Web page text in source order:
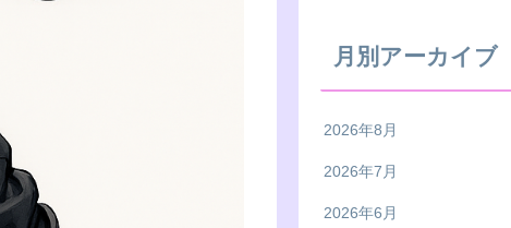
月別アーカイブ
2026年8月
2026年7月
2026年6月